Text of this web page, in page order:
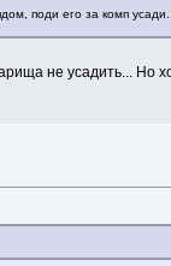
поди его за комп
не усадить... Но